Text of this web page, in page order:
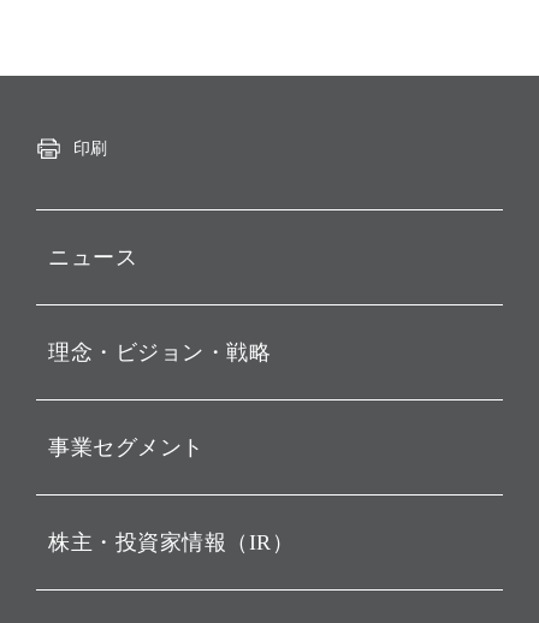
印刷
ニュース
お知らせ
動画配信
理念・ビジョン・戦略
経営理念
ビジョン
戦略
バリュー
事業セグメント
ソフトバンク・ビジョン・
株主・投資家情報（IR）